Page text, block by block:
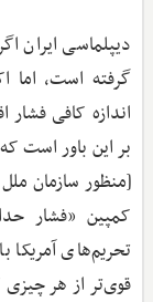
دیپلماسی ایران
گرفته است، اما
اندازه کافی فشار
بر این باور است
[منظور سازمان
تحریم‌های آمریکا
قوی‌تر از هر